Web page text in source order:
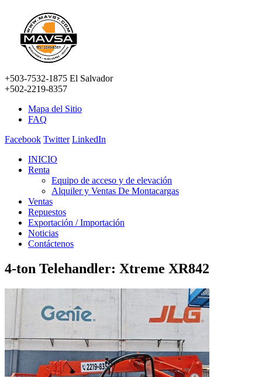
+503-7532-1875 El Salvador
+502-2219-8357
Mapa del Sitio
FAQ
Facebook Twitter LinkedIn
INICIO
Renta
Equipo de acceso y de elevación
Alquiler y Ventas De Montacargas
Ventas
Repuestos
Exportación / Importación
Noticias
Contáctenos
4-ton Telehandler: Xtreme XR842